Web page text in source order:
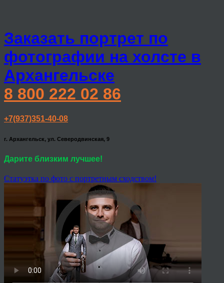
Заказать портрет по
фотографии на холсте в
Архангельске
8 800 222 02 86
+7(937)351-40-08
г. Архангельск, ул. Северодвинская, 9
Дарите близким лучшее!
Статуэтка по фото с портретным сходством!